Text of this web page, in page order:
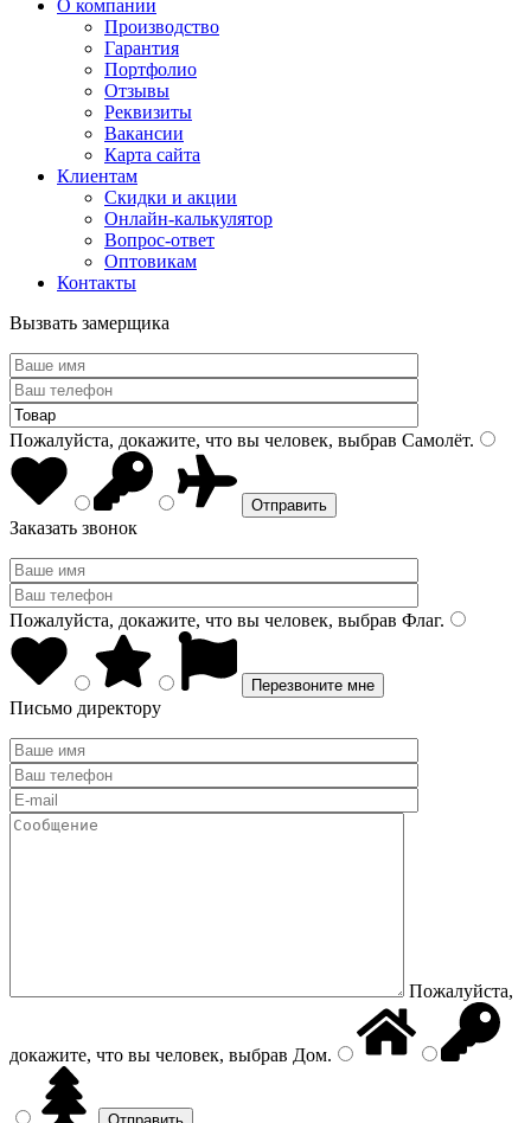
О компании
Производство
Гарантия
Портфолио
Отзывы
Реквизиты
Вакансии
Карта сайта
Клиентам
Скидки и акции
Онлайн-калькулятор
Вопрос-ответ
Оптовикам
Контакты
Вызвать замерщика
Пожалуйста, докажите, что вы человек, выбрав Самолёт.
Заказать звонок
Пожалуйста, докажите, что вы человек, выбрав Флаг.
Письмо директору
Пожалуйста,
докажите, что вы человек, выбрав Дом.